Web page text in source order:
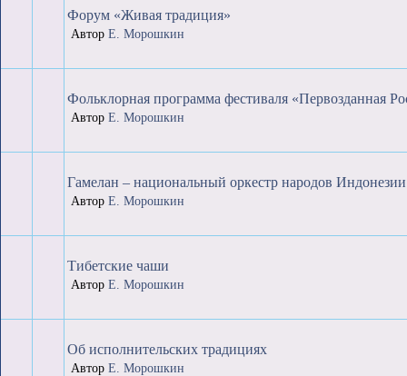
Форум «Живая традиция»
Автор Е. Морошкин
Фольклорная программа фестиваля «Первозданная
Автор Е. Морошкин
Гамелан – национальный оркестр народов Индонезии
Автор Е. Морошкин
Тибетские чаши
Автор Е. Морошкин
Об исполнительских традициях
Автор Е. Морошкин